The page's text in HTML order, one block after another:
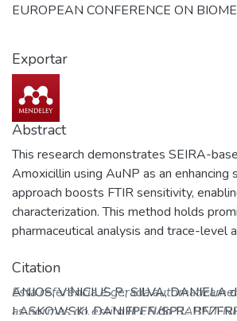
EUROPEAN CONFERENCE ON
Exportar
Abstract
This research demonstrates SEIRA-
Amoxicillin using AuNP as an enhancing
approach boosts FTIR sensitivity,
characterization. This method holds
pharmaceutical analysis and trace-level
Citation
ANJOS, VINICIUS P.; SILVA, DANIELA
LASKOWSKI, DANIELLE do R.;
Esta referência é gerada
as normas do estiloIPEN/SP(ABNT